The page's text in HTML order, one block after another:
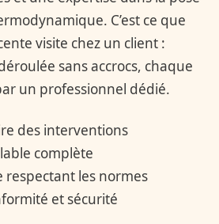
C’est ce que
visite chez un client :
sans accrocs, chaque
un professionnel dédié.
des interventions
complète
respectant les normes
et sécurité